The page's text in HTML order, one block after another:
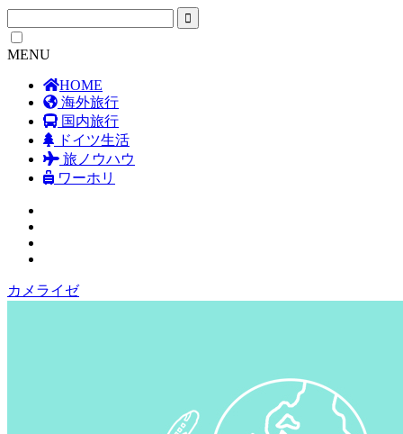
MENU
HOME
海外旅行
国内旅行
ドイツ生活
旅ノウハウ
ワーホリ
カメライゼ